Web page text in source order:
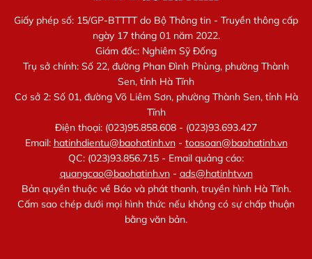
Giấy phép số: 15/GP-BTTTT do Bộ Thông tin - Truyền thông cấp
ngày 17 tháng 01 năm 2022.
Giám đốc: Nghiêm Sỹ Đống
Trụ sở chính: Số 22, đường Phan Đình Phùng, phường Thành
Sen, tỉnh Hà Tĩnh
Cơ sở 2: Số 01, đường Võ Liêm Sơn, phường Thành Sen, tỉnh Hà
Tĩnh
Điện thoại: (023)95.858.608 - (023)93.693.427
Email: hatinhdientu@baohatinh.vn- toasoan@baohatinh.vn
QC: (023)93.856.715 - Email quảng cáo:
quangcao@baohatinh.vn- ads@hatinhtv.vn
Bản quyền thuộc về Báo và phát thanh, truyền hình Hà Tĩnh.
Cấm sao chép dưới mọi hình thức nếu không có sự chấp thuận
bằng văn bản.